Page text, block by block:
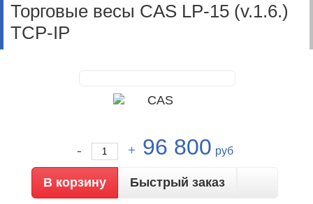
Торговые весы CAS LP-15 (v.1.6.)
TCP-IP
96 800 руб
Быстрый заказ